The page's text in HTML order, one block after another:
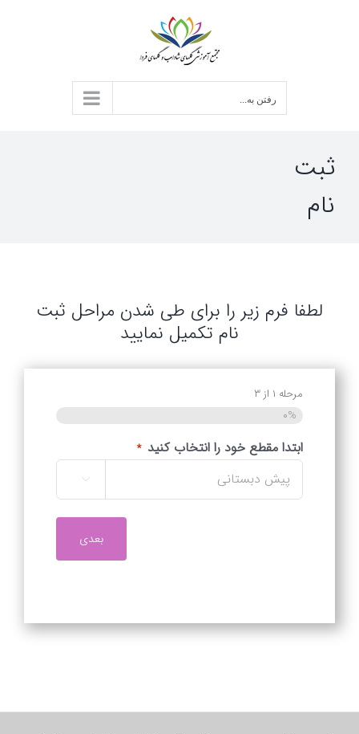
رفتن به...
ثبت
نام
لطفا فرم زیر را برای طی شدن مراحل ثبت
نام تکمیل نمایید
مرحله ۱ از۳
۰%
ابتدا مقطع خود را انتخاب کنید *
